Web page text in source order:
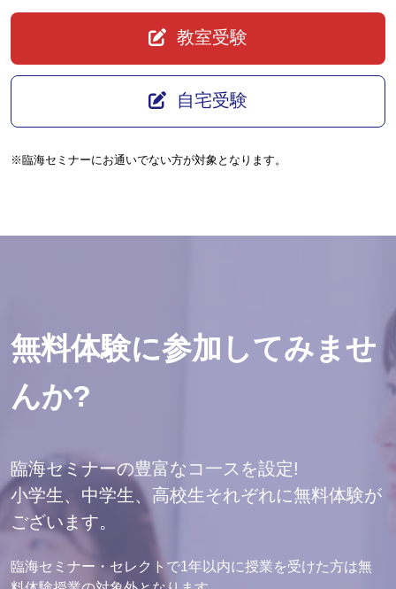
教室受験
自宅受験
※臨海セミナーにお通いでない方が対象となります。
無料体験に参加してみませ
んか?
臨海セミナーの豊富なコ一スを設定!
小学生、中学生、高校生それぞれに無料体験が
ございます。
臨海セミナー・セレクトで1年以内に授業を受けた方は無